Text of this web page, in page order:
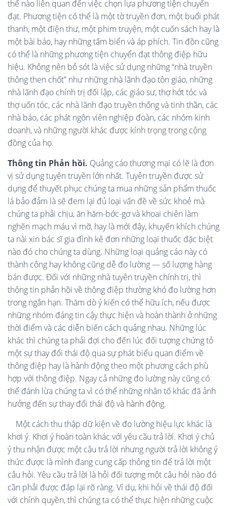
thế nào liên quan đến việc chọn lựa phương tiện chuyển
đạt. Phương tiện có thể là một tờ truyền đơn, một buổi phát
thanh, một điện thư, một phim truyện, một cuốn sách hay là
một bài báo, hay những tấm biển và áp phích. Tin đồn cũng
có thể là những phương tiện chuyển đạt thông điệp hữu
hiệu. Không nên bỏ sót là việc sử dụng những “nhà truyền
thông then chốt” như những nhà lãnh đạo tôn giáo, những
nhà lãnh đạo chính trị đối lập, các giáo sư, thợ hớt tóc và
thợ uốn tóc, các nhà lãnh đạo truyền thống và tinh thần, các
nhà báo, các phát ngôn viên nghiệp đoàn, các nhóm kinh
doanh, và những người khác được kính trọng trong cộng
đồng của họ.
Thông tin Phản hồi. Quảng cáo thương mại có lẽ là đơn
vị sử dụng tuyên truyền lớn nhất. Tuyên truyền được sử
dụng để thuyết phục chúng ta mua những sản phẩm thuốc
lá bảo đảm là sẽ đem lại đủ loại vấn đề về sức khoẻ mà
chúng ta phải chịu, ăn hăm-bớc-gơ và khoai chiên làm
nghẽn mạch máu vì mỡ, hay là mới đây, khuyến khích chúng
ta nài xin bác sĩ gia đình kê đơn những loại thuốc đặc biệt
nào đó cho chúng ta dùng. Những loại quảng cáo này có
thành công hay không cũng dễ đo lường — số lượng hàng
bán được. Đối với những nhà tuyên truyền chính trị, thì
thông tin phản hồi về thông điệp thường khó đo lường hơn
trong ngắn hạn. Thăm dò ý kiến có thể hữu ích, nếu được
những nhóm đáng tin cậy thực hiện và hoàn thành ở những
thời điểm và các diễn biến cách quảng nhau. Những lúc
khác thì chúng ta phải đợi cho đến lúc đối tượng chứng tỏ
một sự thay đổi thái độ qua sự phát biểu quan điểm về
thông điệp hay là hành động theo một phương cách phù
hợp với thông điệp. Ngay cả những đo lường này cũng có
thể đánh lừa chúng ta vì có thể những nhân tố khác đã ảnh
hưởng đến sự thay đổi thái độ và hành động.
Một cách thu thập dữ kiện về đo lường hiệu lực khác là
khơi ý. Khơi ý hoàn toàn khác với yêu cầu trả lời. Khơi ý chủ
ý thu nhận được một câu trả lời nhưng người trả lời không ý
thức được là mình đang cung cấp thông tin để trả lời một
câu hỏi. Yêu cầu trả lời là hỏi đối tượng một câu hỏi nào đó
cần phải được đáp lại rõ ràng. Ví dụ, khi hỏi về thái độ đối
với chính quyền, thì chúng ta có thể thực hiện những cuộc